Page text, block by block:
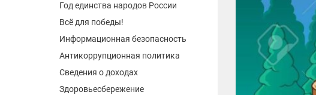
Год единства народов России
Всё для победы!
Информационная безопасность
Антикоррупционная политика
Сведения о доходах
Здоровьесбережение